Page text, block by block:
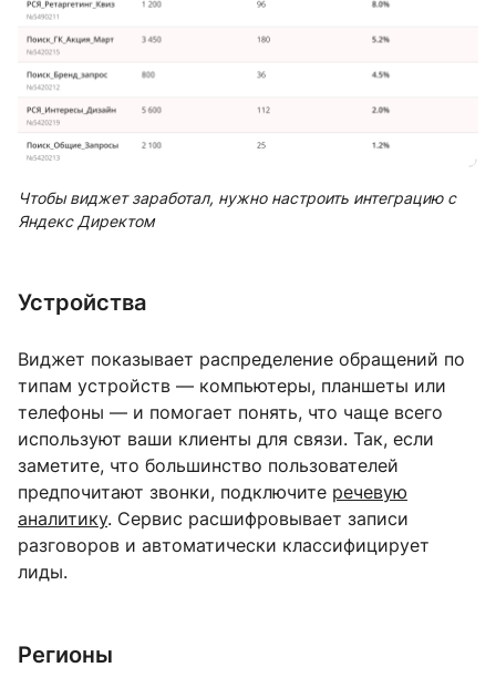
Чтобы виджет заработал, нужно настроить интеграцию с
Яндекс Директом
Устройства
Виджет показывает распределение обращений по
типам устройств — компьютеры, планшеты или
телефоны — и помогает понять, что чаще всего
используют ваши клиенты для связи. Так, если
заметите, что большинство пользователей
предпочитают звонки, подключите речевую
аналитику. Сервис расшифровывает записи
разговоров и автоматически классифицирует
лиды.
Регионы